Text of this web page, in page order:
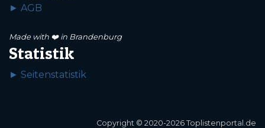
► AGB
Made with ❤️ in Brandenburg
Statistik
► Seitenstatistik
Copyright © 2020-2026 Toplistenportal.de